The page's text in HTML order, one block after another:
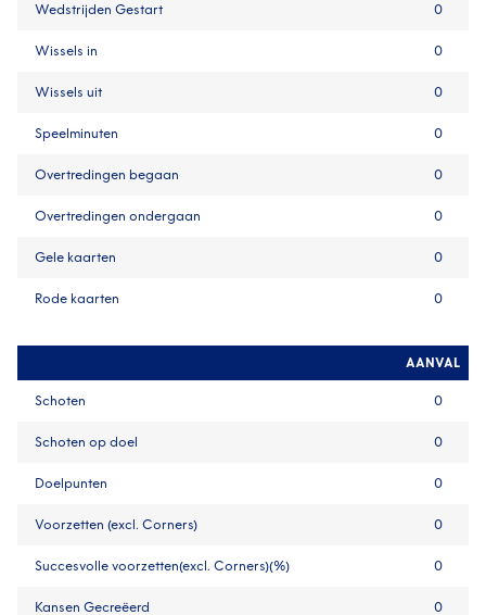
Wedstrijden Gestart 0
Wissels in 0
Wissels uit 0
Speelminuten 0
Overtredingen begaan 0
Overtredingen ondergaan 0
Gele kaarten 0
Rode kaarten 0
AANVAL
Schoten 0
Schoten op doel 0
Doelpunten 0
Voorzetten (excl. Corners) 0
Succesvolle voorzetten(excl. Corners)(%) 0
Kansen Gecreëerd 0